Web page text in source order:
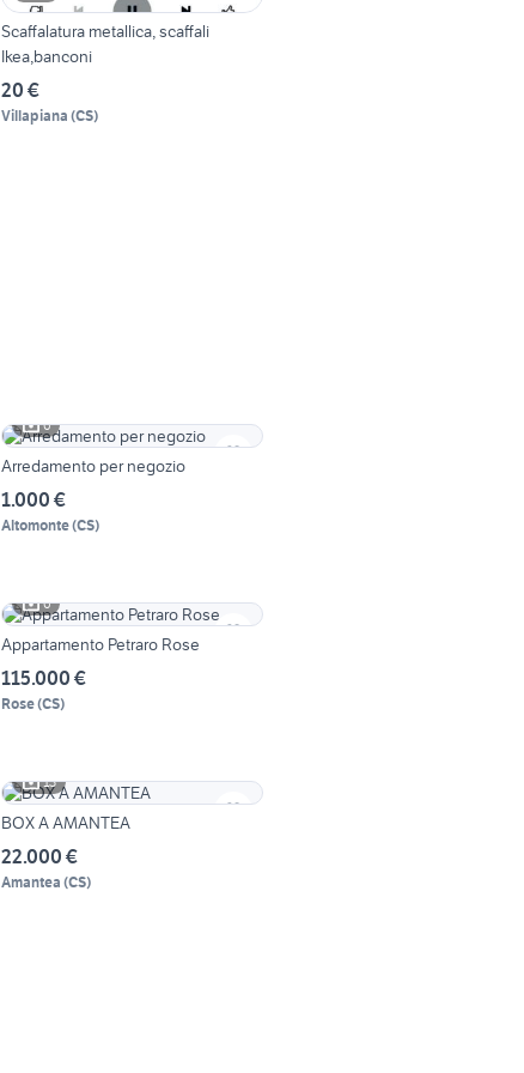
Scaffalatura metallica, scaffali
Ikea,banconi
20 €
Villapiana (CS)
6
Arredamento per negozio
1.000 €
Altomonte(CS)
6
Appartamento Petraro Rose
115.000 €
Rose(CS)
13
BOX A AMANTEA
22.000 €
Amantea (CS)